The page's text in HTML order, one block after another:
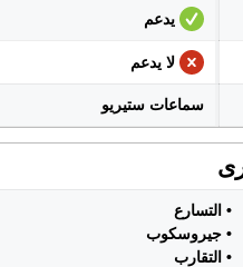
يدعم
لا يدعم
سماعات ستيريو
• التسارع
• جيروسكوب
• التقارب